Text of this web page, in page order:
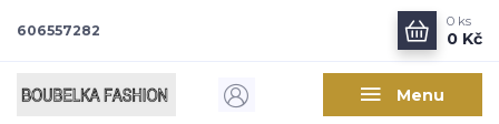
Menu
606557282
0 ks
0 Kč